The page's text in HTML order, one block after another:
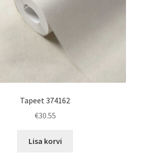
Tapeet 374162
€30.55
Lisa korvi